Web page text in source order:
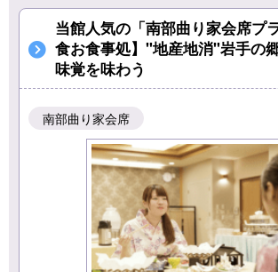
当館人気の「南部曲り家会席プ
食お食事処】"地産地消"岩手の
味覚を味わう
南部曲り家会席